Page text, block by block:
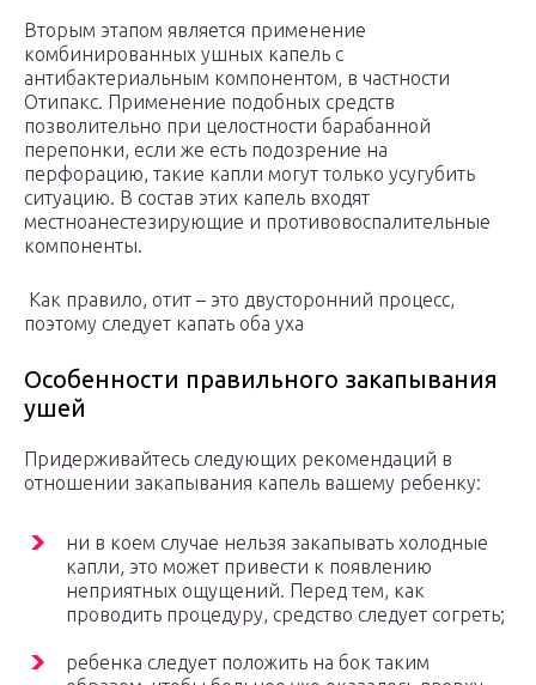
Вторым этапом является применение
комбинированных ушных капель с
антибактериальным компонентом, в частности
Отипакс. Применение подобных средств
позволительно при целостности барабанной
перепонки, если же есть подозрение на
перфорацию, такие капли могут только усугубить
ситуацию. В состав этих капель входят
местноанестезирующие и противовоспалительные
компоненты.
Как правило, отит – это двусторонний процесс,
поэтому следует капать оба уха
Особенности правильного закапывания
ушей
Придерживайтесь следующих рекомендаций в
отношении закапывания капель вашему ребенку:
ни в коем случае нельзя закапывать холодные
капли, это может привести к появлению
неприятных ощущений. Перед тем, как
проводить процедуру, средство следует согреть;
ребенка следует положить на бок таким